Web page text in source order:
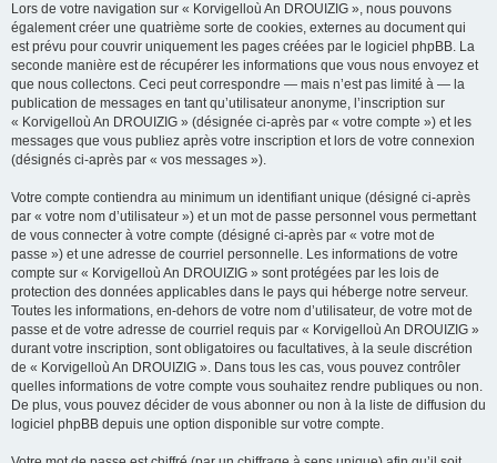
Lors de votre navigation sur « Korvigelloù An DROUIZIG », nous pouvons
également créer une quatrième sorte de cookies, externes au document qui
est prévu pour couvrir uniquement les pages créées par le logiciel phpBB. La
seconde manière est de récupérer les informations que vous nous envoyez et
que nous collectons. Ceci peut correspondre — mais n’est pas limité à — la
publication de messages en tant qu’utilisateur anonyme, l’inscription sur
« Korvigelloù An DROUIZIG » (désignée ci-après par « votre compte ») et les
messages que vous publiez après votre inscription et lors de votre connexion
(désignés ci-après par « vos messages »).
Votre compte contiendra au minimum un identifiant unique (désigné ci-après
par « votre nom d’utilisateur ») et un mot de passe personnel vous permettant
de vous connecter à votre compte (désigné ci-après par « votre mot de
passe ») et une adresse de courriel personnelle. Les informations de votre
compte sur « Korvigelloù An DROUIZIG » sont protégées par les lois de
protection des données applicables dans le pays qui héberge notre serveur.
Toutes les informations, en-dehors de votre nom d’utilisateur, de votre mot de
passe et de votre adresse de courriel requis par « Korvigelloù An DROUIZIG »
durant votre inscription, sont obligatoires ou facultatives, à la seule discrétion
de « Korvigelloù An DROUIZIG ». Dans tous les cas, vous pouvez contrôler
quelles informations de votre compte vous souhaitez rendre publiques ou non.
De plus, vous pouvez décider de vous abonner ou non à la liste de diffusion du
logiciel phpBB depuis une option disponible sur votre compte.